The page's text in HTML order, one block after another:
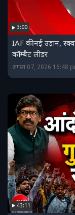
3:00
IAF की नई उड़ान,
कॉम्बैट लीडर
अगस्त 07, 2026 16:48
43:11